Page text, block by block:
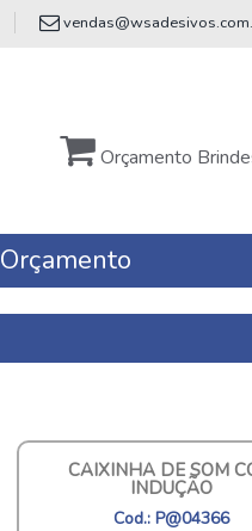
Orçamento
Orçamento
CAIXINHA DE SOM
INDUÇÃO
Cod.: P@04366